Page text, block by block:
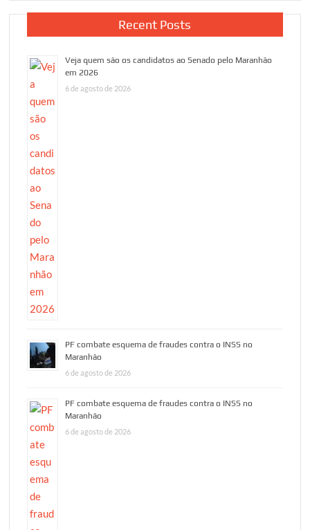
Recent Posts
Veja quem são os candidatos ao Senado pelo Maranhão
em 2026
6 de agosto de 2026
PF combate esquema de fraudes contra o INSS no
Maranhão
6 de agosto de 2026
PF combate esquema de fraudes contra o INSS no
Maranhão
6 de agosto de 2026